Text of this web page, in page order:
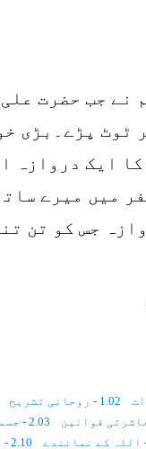
نے جب حضرت
پڑے۔بڑی
ایک دروازہ
میں میرے
جس کو تن
1.02 - روحانی تشریح
2.03 - جسمانی رُخ ، روحانی رُخ
2.10 - اللہ کی بادشاہی کا رُکن